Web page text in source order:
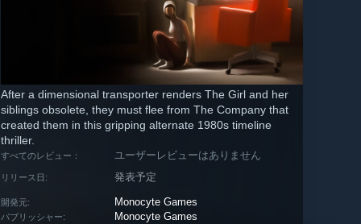
After a dimensional transporter renders The Girl and her
siblings obsolete, they must flee from The Company that
created them in this gripping alternate 1980s timeline
thriller.
すべてのレビュー： ユーザーレビューはありません
リリース日: 発表予定
開発元: Monocyte Games
パブリッシャー: Monocyte Games